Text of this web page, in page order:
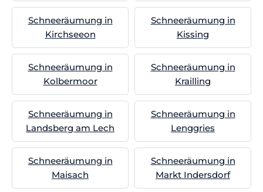
Schneeräumung in
Kirchseeon
Schneeräumung in
Kissing
Schneeräumung in
Kolbermoor
Schneeräumung in
Krailling
Schneeräumung in
Landsberg am Lech
Schneeräumung in
Lenggries
Schneeräumung in
Maisach
Schneeräumung in
Markt Indersdorf